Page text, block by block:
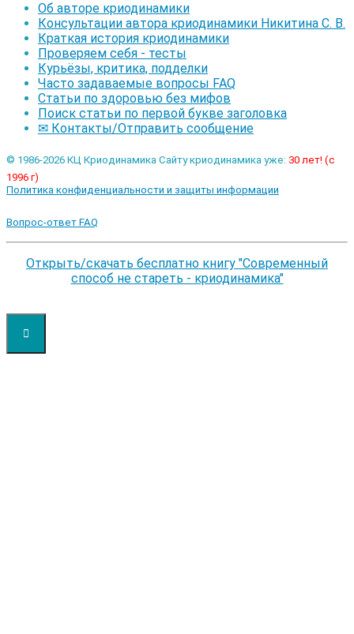
Об авторе криодинамики
Консультации автора криодинамики Никитина С. В.
Краткая история криодинамики
Проверяем себя - тесты
Курьёзы, критика, подделки
Часто задаваемые вопросы FAQ
Статьи по здоровью без мифов
Поиск статьи по первой букве заголовка
✉ Контакты/Отправить сообщение
© 1986-2026 КЦ Криодинамика Сайту криодинамика уже: 30 лет! (с
1996 г)
Политика конфиденциальности и защиты информации
Вопрос-ответ FAQ
Открыть/скачать бесплатно книгу "Современный
способ не стареть - криодинамика"